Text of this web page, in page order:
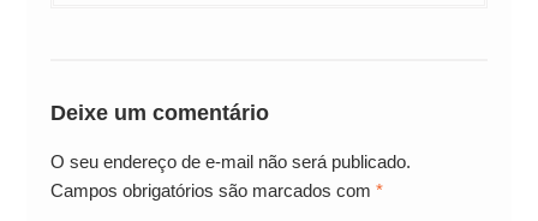
Deixe um comentário
O seu endereço de e-mail não será publicado.
Campos obrigatórios são marcados com *